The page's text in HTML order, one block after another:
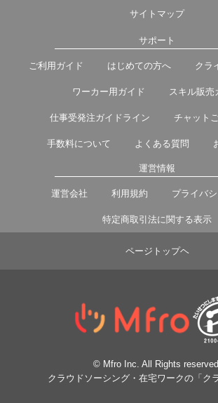
サイトマップ
サポート
ご利用ガイド はじめての方へ クラ
ワーカー用ガイド スキル販売
仕事受発注ガイドライン チャット
手数料について よくある質問
運営情報
運営会社 利用規約 プライバ
特定商取引法に関する表示
ページトップヘ
© Mfro Inc. All Rights reserved.
クラウドソーシング・在宅ワークの「ク